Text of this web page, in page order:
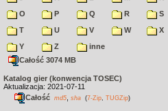
O
P Q R
S
T
U V W
X
Y
Z
inne
Całość 3074 MB
Katalog gier (konwencja TOSEC)
Aktualizacja: 2021-07-11
Całość md5 sha (7-Zip TUGZip)